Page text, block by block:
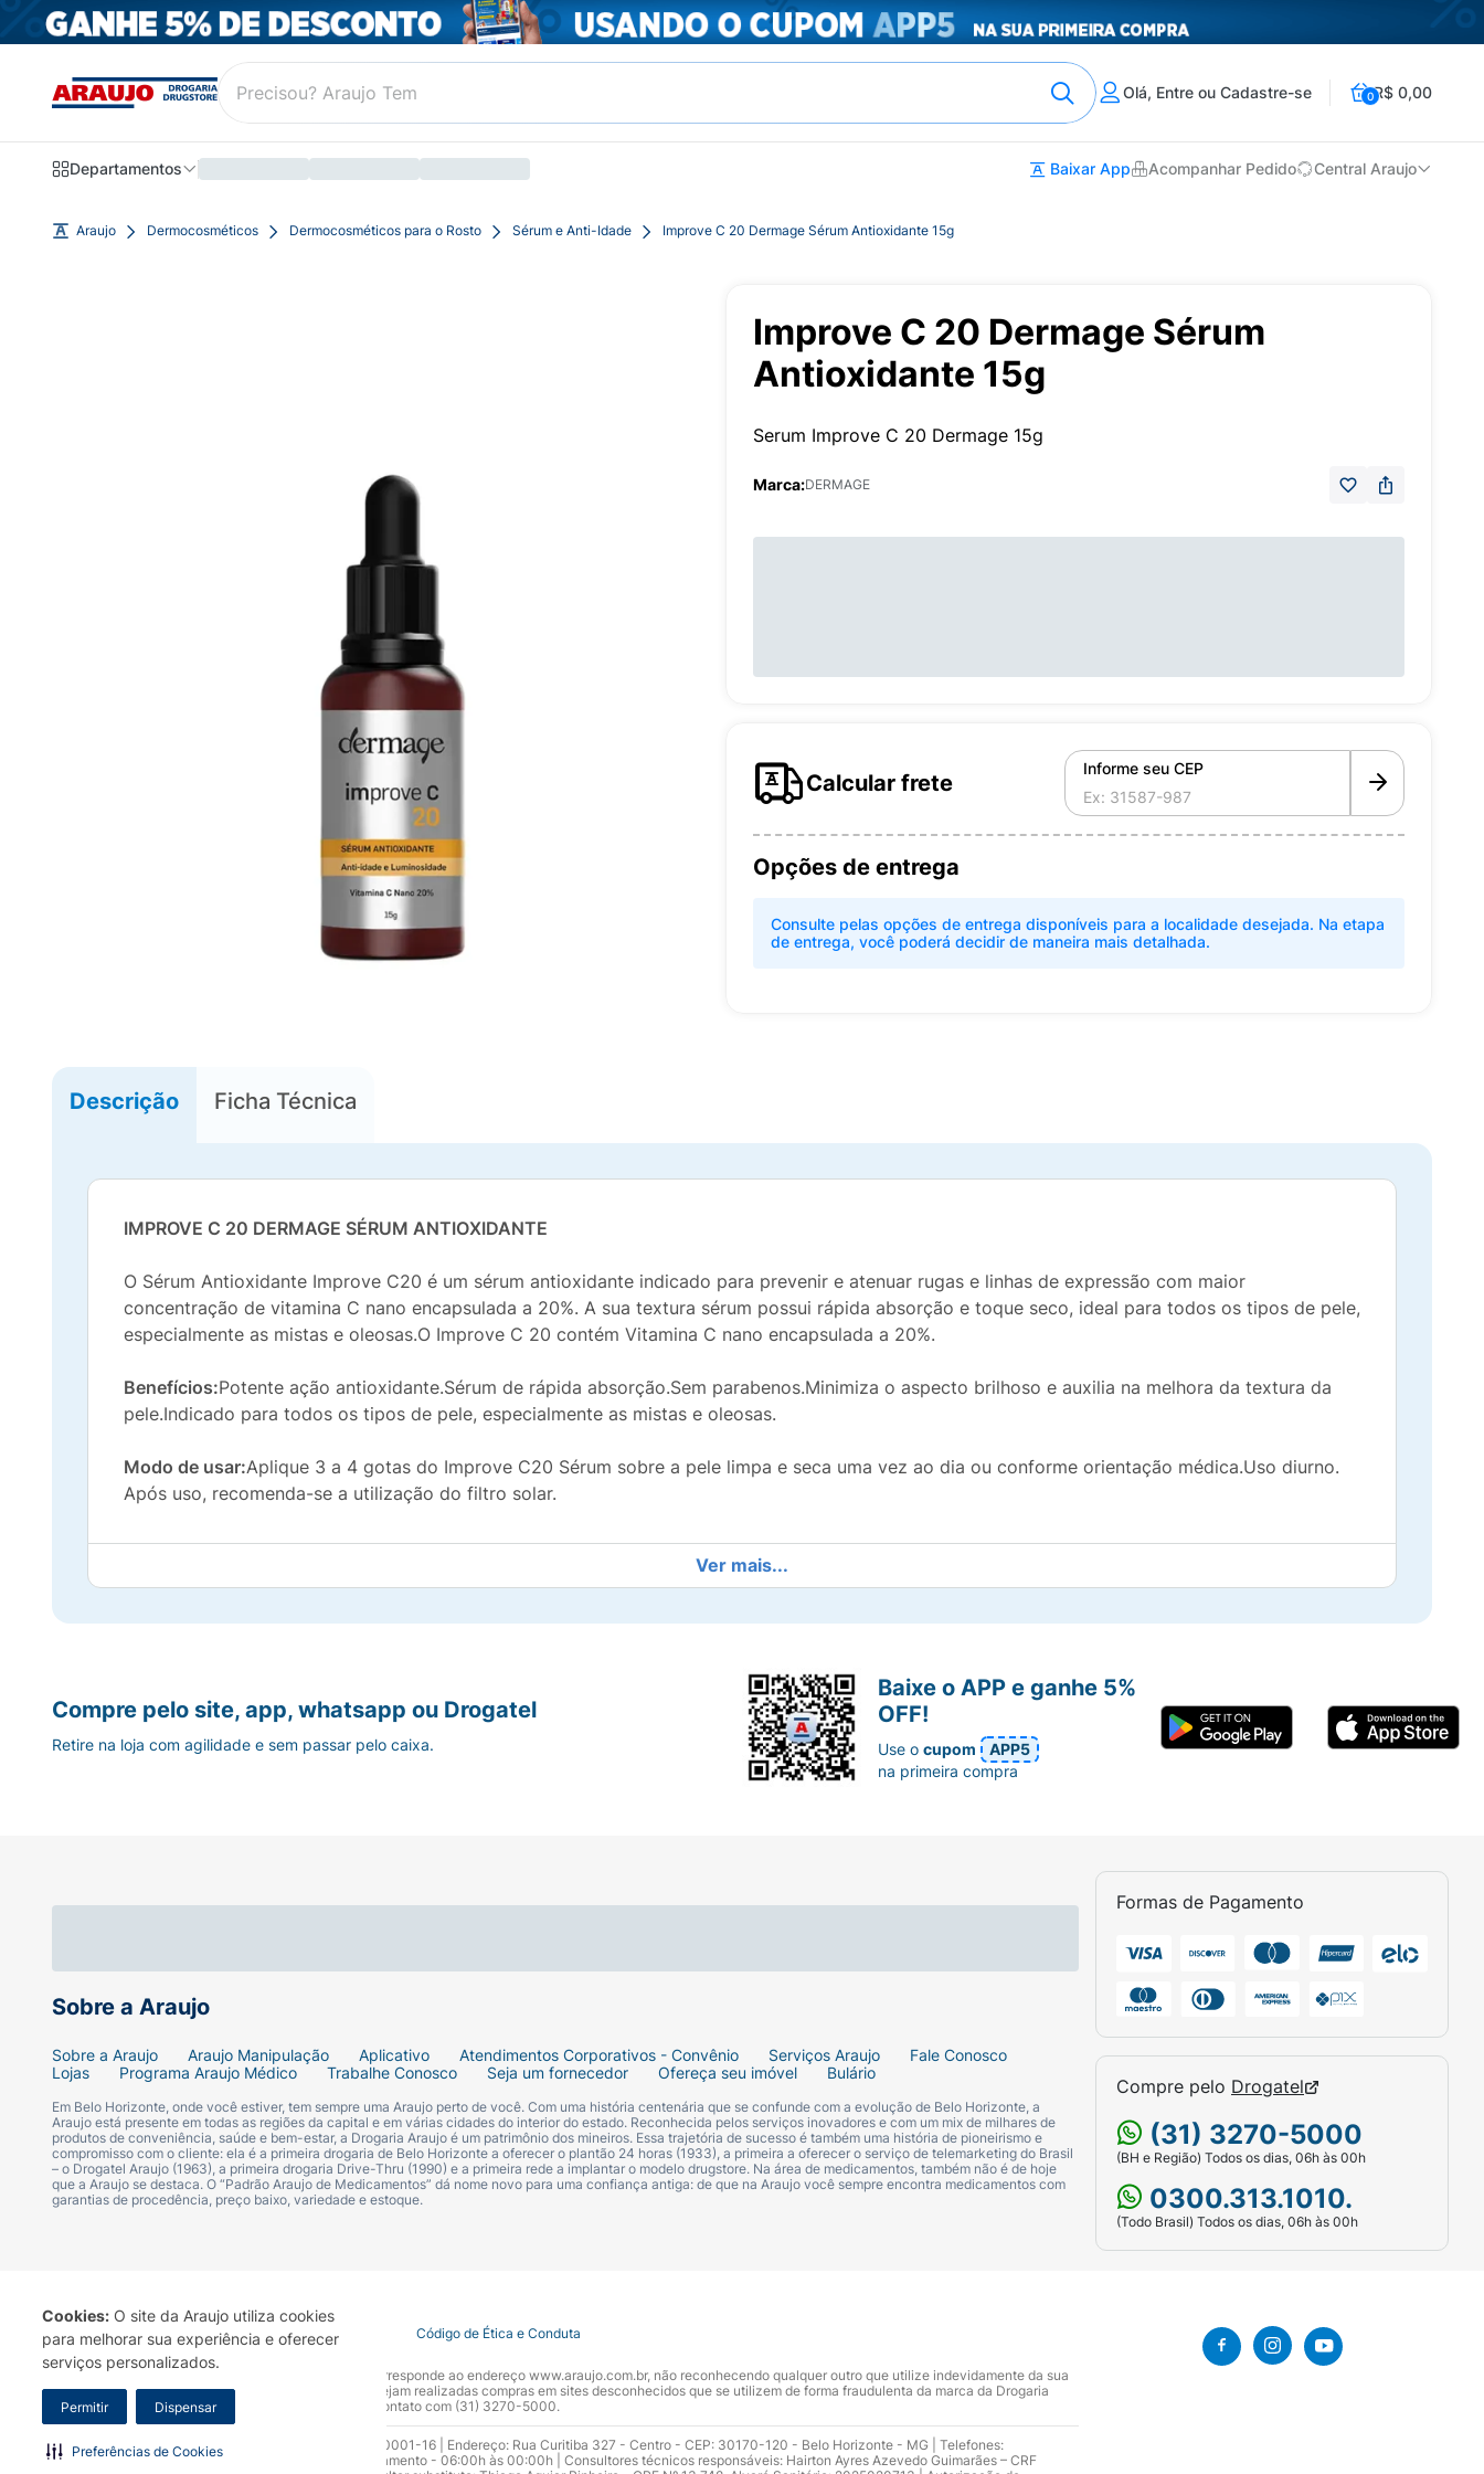
Cookies: O site da Araujo utiliza cookies
para melhorar sua experiência e oferecer
serviços personalizados.
Permitir Dispensar
Preferências de Cookies
Olá, Entre ou Cadastre-se 0R$ 0,00
Departamentos Baixar App Acompanhar Pedido Central Araujo
Araujo Dermocosméticos Dermocosméticos para o Rosto Sérum e Anti-Idade Improve C 20 Dermage Sérum Antioxidante 15g
Improve C 20 Dermage Sérum
Antioxidante 15g
Serum Improve C 20 Dermage 15g
Marca:DERMAGE
Calcular frete
Informe seu CEP
Opções de entrega
Consulte pelas opções de entrega disponíveis para a localidade desejada. Na etapa
de entrega, você poderá decidir de maneira mais detalhada.
Descrição Ficha Técnica
IMPROVE C 20 DERMAGE SÉRUM ANTIOXIDANTE
O Sérum Antioxidante Improve C20 é um sérum antioxidante indicado para prevenir e atenuar rugas e linhas de expressão com maior
concentração de vitamina C nano encapsulada a 20%. A sua textura sérum possui rápida absorção e toque seco, ideal para todos os tipos de pele,
especialmente as mistas e oleosas.O Improve C 20 contém Vitamina C nano encapsulada a 20%.
Benefícios:Potente ação antioxidante.Sérum de rápida absorção.Sem parabenos.Minimiza o aspecto brilhoso e auxilia na melhora da textura da
pele.Indicado para todos os tipos de pele, especialmente as mistas e oleosas.
Modo de usar:Aplique 3 a 4 gotas do Improve C20 Sérum sobre a pele limpa e seca uma vez ao dia ou conforme orientação médica.Uso diurno.
Após uso, recomenda-se a utilização do filtro solar.
Ver mais...
Sobre a Araujo
Sobre a Araujo Araujo Manipulação Aplicativo Atendimentos Corporativos - Convênio Serviços Araujo
Fale Conosco
Lojas
Programa Araujo Médico Trabalhe Conosco Seja um fornecedor Ofereça seu imóvel Bulário
Em Belo Horizonte, onde você estiver, tem sempre uma Araujo perto de você. Com uma história centenária que se confunde com a evolução de Belo Horizonte, a
Araujo está presente em todas as regiões da capital e em várias cidades do interior do estado. Reconhecida pelos serviços inovadores e com um mix de milhares de
produtos de conveniência, saúde e bem-estar, a Drogaria Araujo é um patrimônio dos mineiros. Essa trajetória de sucesso é também uma história de pioneirismo e
compromisso com o cliente: ela é a primeira drogaria de Belo Horizonte a oferecer o plantão 24 horas (1933), a primeira a oferecer o serviço de telemarketing do Brasil
– o Drogatel Araujo (1963), a primeira drogaria Drive-Thru (1990) e a primeira rede a implantar o modelo drugstore. Na área de medicamentos, também não é de hoje
que a Araujo se destaca. O “Padrão Araujo de Medicamentos” dá nome novo para uma confiança antiga: de que na Araujo você sempre encontra medicamentos com
garantias de procedência, preço baixo, variedade e estoque.
Formas de Pagamento
Compre pelo Drogatel
(31) 3270-5000
(BH e Região) Todos os dias, 06h às 00h
0300.313.1010.
(Todo Brasil) Todos os dias, 06h às 00h
Compre pelo site, app, whatsapp ou Drogatel
Retire na loja com agilidade e sem passar pelo caixa.
Baixe o APP e ganhe 5%
OFF!
Use ocupom
APP5
na primeira compra
Termo de Uso Portal da Privacidade Covid-19 Código de Ética e Conduta
A Drogaria Araujo S/A informa que o seu site oficial corresponde ao endereço www.araujo.com.br, não reconhecendo qualquer outro que utilize indevidamente da sua
marca. Para sua segurança recomendamos que não sejam realizadas compras em sites desconhecidos que se utilizem de forma fraudulenta da marca da Drogaria
Araujo S.A. Em caso de dúvidas, gentileza entrar em contato com (31) 3270-5000.
Razão Social: Drogaria Araujo S.A | CNPJ: 17.256.512.0001-16 | Endereço: Rua Curitiba 327 - Centro - CEP: 30170-120 - Belo Horizonte - MG | Telefones:
0300.313.1010 e (31) 3270-5000 Horário de funcionamento - 06:00h às 00:00h | Consultores técnicos responsáveis: Hairton Ayres Azevedo Guimarães – CRF